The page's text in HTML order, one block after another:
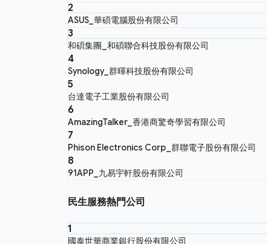
2
ASUS_華碩電腦股份有限公司
3
和碩集團_和碩聯合科技股份有限公司
4
Synology_群暉科技股份有限公司
5
台達電子工業股份有限公司
6
AmazingTalker_香港商驚奇學習有限公司
7
Phison Electronics Corp_群聯電子股份有限公司
8
91APP_九易宇軒股份有限公司
民生服務熱門公司
1
國泰世華商業銀行股份有限公司